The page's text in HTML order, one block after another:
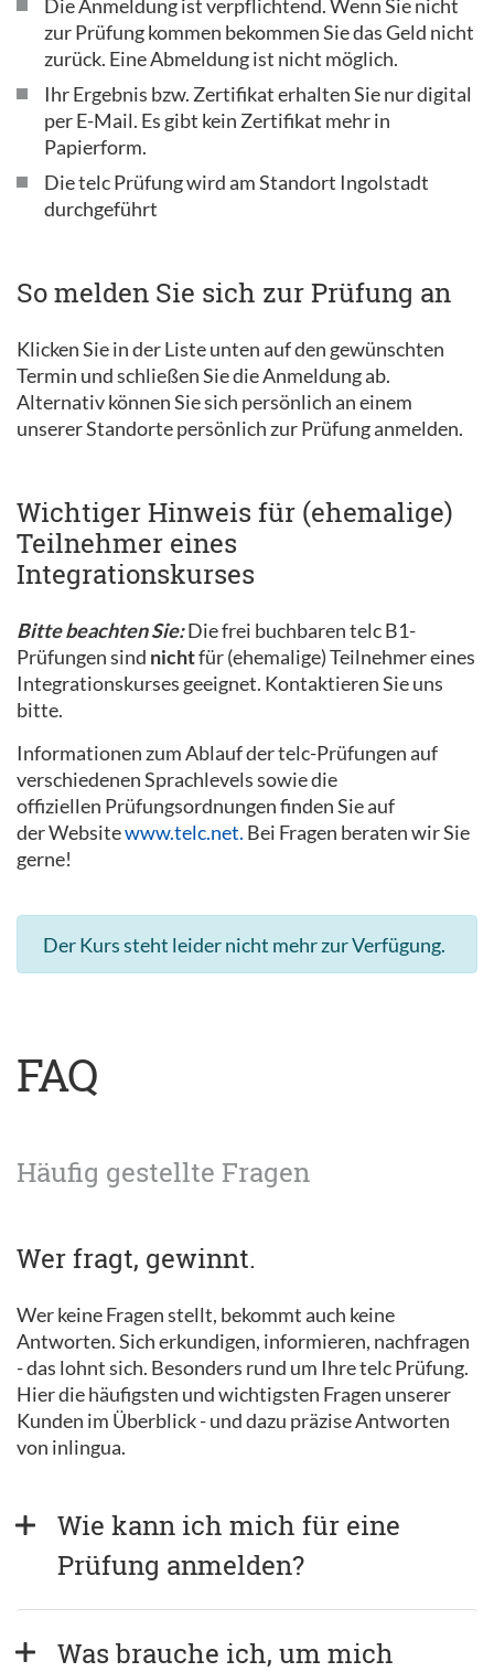
Die Anmeldung ist verpflichtend. Wenn Sie nicht
zur Prüfung kommen bekommen Sie das Geld nicht
zurück. Eine Abmeldung ist nicht möglich.
Ihr Ergebnis bzw. Zertifikat erhalten Sie nur digital
per E-Mail. Es gibt kein Zertifikat mehr in
Papierform.
Die telc Prüfung wird am Standort Ingolstadt
durchgeführt
So melden Sie sich zur Prüfung an
Klicken Sie in der Liste unten auf den gewünschten
Termin und schließen Sie die Anmeldung ab.
Alternativ können Sie sich persönlich an einem
unserer Standorte persönlich zur Prüfung anmelden.
Wichtiger Hinweis für (ehemalige)
Teilnehmer eines
Integrationskurses
Bitte beachten Sie:Die frei buchbaren telc B1-
Prüfungen sind nichtfür (ehemalige) Teilnehmer eines
Integrationskurses geeignet. Kontaktieren Sie uns
bitte.
Informationen zum Ablauf der telc-Prüfungen auf
verschiedenen Sprachlevels sowie die
offiziellen Prüfungsordnungen finden Sie auf
der Websitewww.telc.net. Bei Fragen beraten wir Sie
gerne!
Der Kurs steht leider nicht mehr zur Verfügung.
FAQ
Häufig gestellte Fragen
Wer fragt, gewinnt.
Wer keine Fragen stellt, bekommt auch keine
Antworten. Sich erkundigen, informieren, nachfragen
- das lohnt sich. Besonders rund um Ihre telc Prüfung.
Hier die häufigsten und wichtigsten Fragen unserer
Kunden im Überblick - und dazu präzise Antworten
von inlingua.
Wie kann ich mich für eine
Prüfung anmelden?
Was brauche ich, um mich